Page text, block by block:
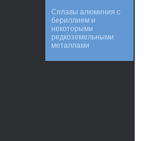
Сплавы алюминия с
бериллием и
некоторыми
редкоземельными
металлами